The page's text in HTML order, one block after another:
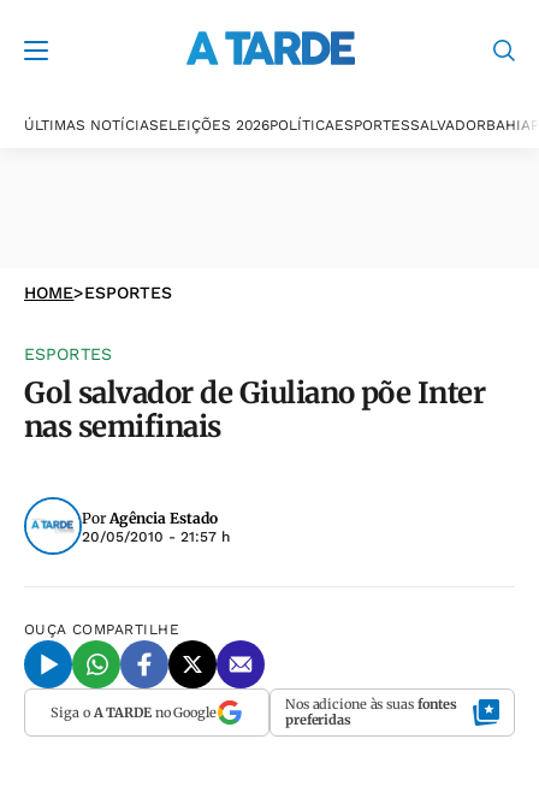
ÚLTIMAS NOTÍCIASELEIÇÕES 2026POLÍTICAESPORTESSALVADORBAHIA
HOME>ESPORTES
ESPORTES
Gol salvador de Giuliano põe Inter
nas semifinais
PorAgência Estado
20/05/2010 - 21:57 h
OUÇA COMPARTILHE
Siga o A TARDEno Google Nos adicione às suas fontes
preferidas